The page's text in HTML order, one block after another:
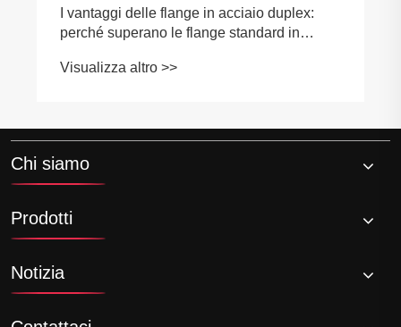
I vantaggi delle flange in acciaio duplex:
perché superano le flange standard in
Visualizza altro >>
Chi siamo
Prodotti
Notizia